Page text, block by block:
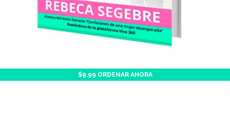
$9.99 ORDENAR AHORA